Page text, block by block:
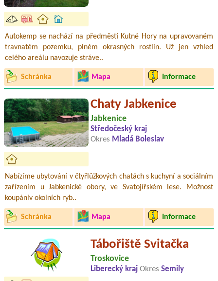
Autokemp se nachází na předměstí Kutné Hory na upravovaném
travnatém pozemku, plném okrasných rostlin. Už jen vzhled
celého areálu navozuje stráve..
Schránka Mapa Informace
Chaty Jabkenice
Jabkenice
Středočeský kraj
Okres Mladá Boleslav
Nabízíme ubytování v čtyřlůžkových chatách s kuchyní a sociálním
zařízením u Jabkenické obory, ve Svatojířském lese. Možnost
koupánív okolních ryb..
Schránka Mapa Informace
Tábořiště Svitačka
Troskovice
Liberecký kraj Okres Semily